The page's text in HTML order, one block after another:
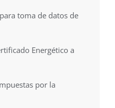
toma de datos de
Energético a
por la